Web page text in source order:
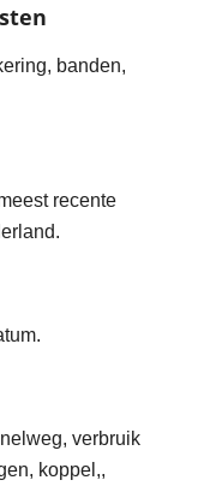
banden,
recente
verbruik
koppel,,